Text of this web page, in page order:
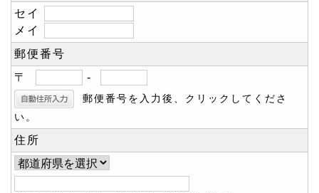
セイ
メイ
郵便番号
〒
-
郵便番号を入力後、クリックしてくださ
い。
住所